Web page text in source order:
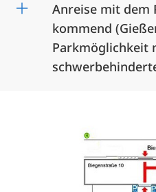
Anreise mit dem
kommend
Parkmöglichkeit